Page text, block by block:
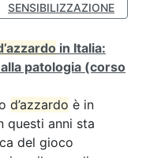
SENSIBILIZZAZIONE
in Italia:
patologia (corso
d’azzardo è in
questi anni sta
del gioco